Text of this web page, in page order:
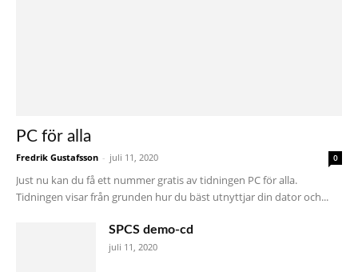
PC för alla
Fredrik Gustafsson - juli 11, 2020 0
Just nu kan du få ett nummer gratis av tidningen PC för alla.
Tidningen visar från grunden hur du bäst utnyttjar din dator och...
SPCS demo-cd
juli 11, 2020